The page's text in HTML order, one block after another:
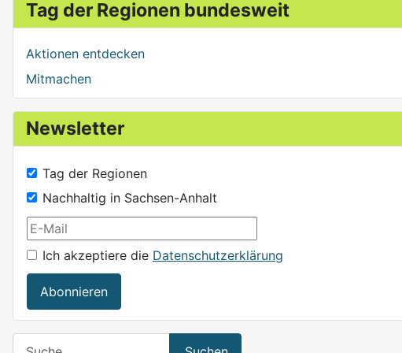
Tag der Regionen bundesweit
Aktionen entdecken
Mitmachen
Newsletter
Tag der Regionen
Nachhaltig in Sachsen-Anhalt
Ich akzeptiere die Datenschutzerklärung
Abonnieren